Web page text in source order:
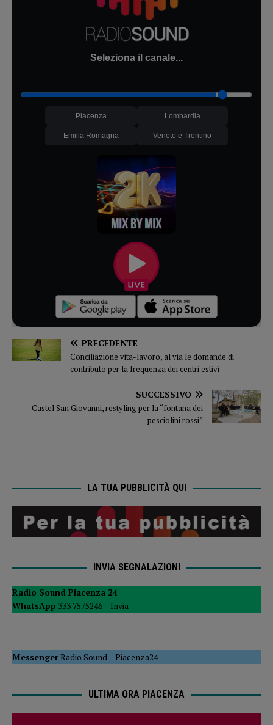
Seleziona il canale...
Piacenza Lombardia
Emilia Romagna Veneto e Trentino
PRECEDENTE
Conciliazione vita-lavoro, al via le domande di
contributo per la frequenza dei centri estivi
SUCCESSIVO
Castel San Giovanni, restyling per la “fontana dei
pesciolini rossi”
LA TUA PUBBLICITÀ QUI
INVIA SEGNALAZIONI
Radio Sound Piacenza 24
WhatsApp 333 7575246 – Invia
MessengerRadio Sound–Piacenza24
ULTIMA ORA PIACENZA